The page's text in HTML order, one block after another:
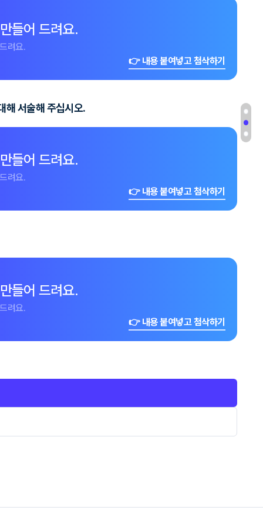
들어 드려요.
려요.
👉 내용 붙여넣고 첨삭하기
해 서술해 주십시오.
들어 드려요.
려요.
👉 내용 붙여넣고 첨삭하기
들어 드려요.
려요.
👉 내용 붙여넣고 첨삭하기